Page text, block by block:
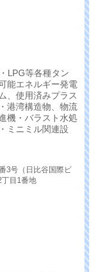
LPG等各種タン
能エネルギー発電
、使用済みプラス
港湾構造物、物流
機・バラスト水処
ミニミル関連設
3号（日比谷国際ビ
目1番地